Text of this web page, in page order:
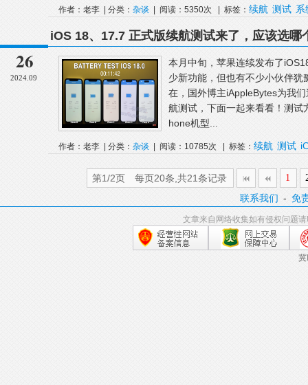
作者：老李 | 分类： 杂谈 | 阅读：5350次 | 标签： 续航 测试 系
26
2024.09
iOS 18、17.7 正式版续航测试来了，应该选哪
本月中旬，苹果连续发布了
少新功能，但也有不少小伙伴
在，国外博主iAppleBytes为我
航测试，下面一起来看看！测试
hone机型...
作者：老李 | 分类： 杂谈 | 阅读：10785次 | 标签： 续航 测试
第1/2页 每页20条,共21条记录 1
联系我们 -免
文章来自网络收集如有侵权问题